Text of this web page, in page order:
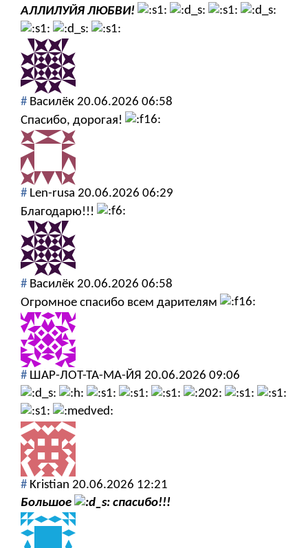
АЛЛИЛУЙЯ ЛЮБВИ!
# Василёк 20.06.2026 06:58
Спасибо, дорогая!
# Len-rusa 20.06.2026 06:29
Благодарю!!!
# Василёк 20.06.2026 06:58
Огромное спасибо всем дарителям
# ШАР-ЛОТ-ТА-МА-ЙЯ 20.06.2026 09:06
# Kristian 20.06.2026 12:21
Большое
спасибо!!!